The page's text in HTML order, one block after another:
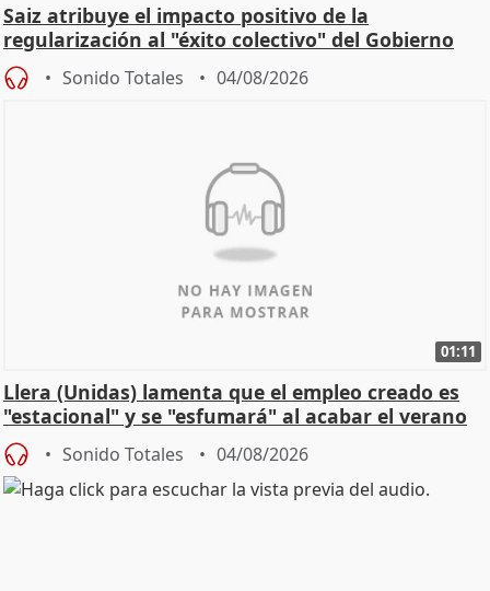
Saiz atribuye el impacto positivo de la
regularización al "éxito colectivo" del Gobierno
Sonido Totales 04/08/2026
01:11
Llera (Unidas) lamenta que el empleo creado es
"estacional" y se "esfumará" al acabar el verano
Sonido Totales 04/08/2026